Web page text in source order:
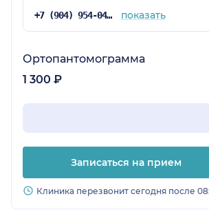
+7 (904) 954-04-28 показать
Ортопантомограмма
1 300 ₽
Записаться на прием
Клиника перезвонит сегодня после